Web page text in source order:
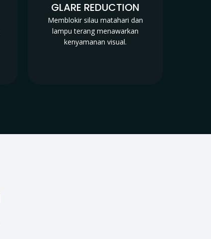
GLARE REDUCTION
Memblokir silau matahari dan
lampu terang menawarkan
kenyamanan visual.